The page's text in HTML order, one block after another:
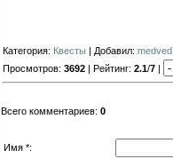
Категория: Квесты | Добавил: medved
Просмотров: 3692 | Рейтинг: 2.1/7 |
Всего комментариев: 0
Имя *: